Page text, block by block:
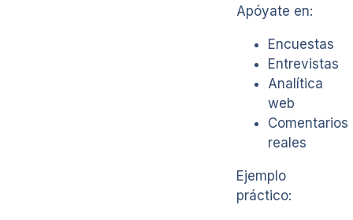
Apóyate en:
Encuestas
Entrevistas
Analítica
web
Comentarios
reales
Ejemplo
práctico: